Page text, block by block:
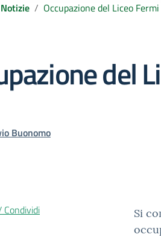
Notizie Occupazione del Liceo Fermi
del
Buonomo
Si